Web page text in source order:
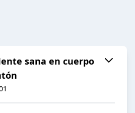
sana en cuerpo